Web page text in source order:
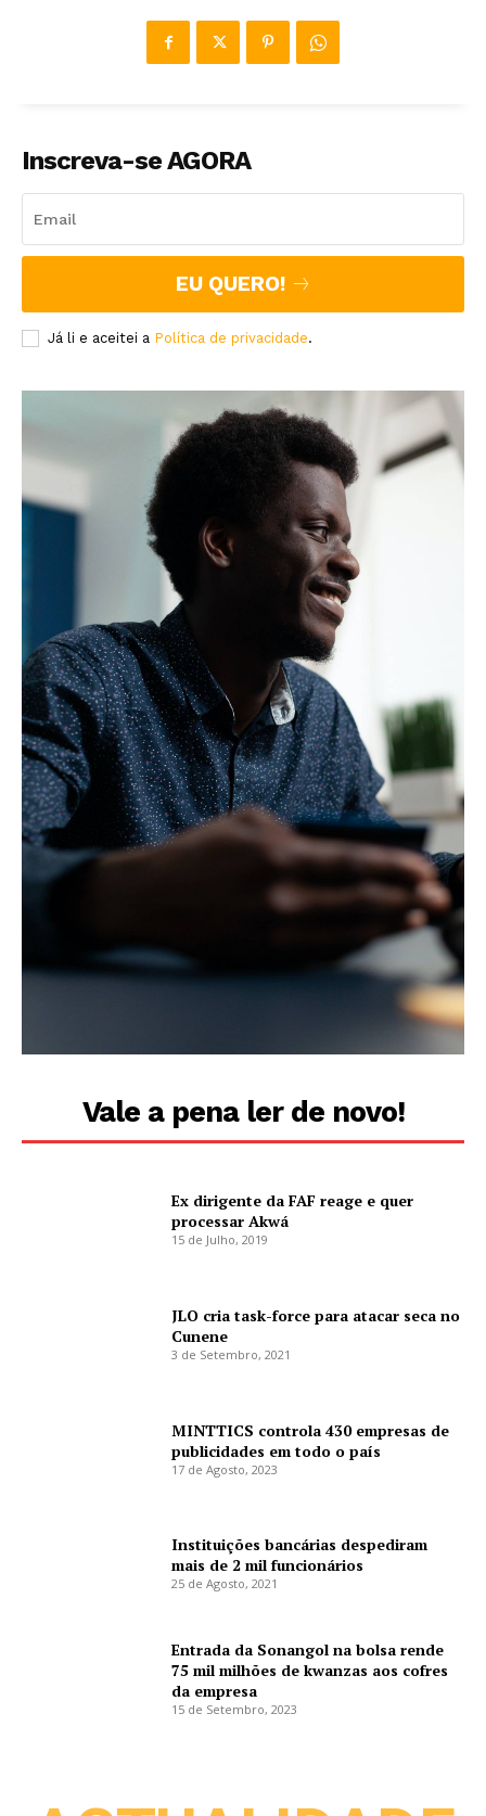
Inscreva-se AGORA
EU QUERO!
Já li e aceitei a Política de privacidade.
Vale a pena ler de novo!
Ex dirigente da FAF reage e quer
processar Akwá
15 de Julho, 2019
JLO cria task-force para atacar seca no
Cunene
3 de Setembro, 2021
MINTTICS controla 430 empresas de
publicidades em todo o país
17 de Agosto, 2023
Instituições bancárias despediram
mais de 2 mil funcionários
25 de Agosto, 2021
Entrada da Sonangol na bolsa rende
75 mil milhões de kwanzas aos cofres
da empresa
15 de Setembro, 2023